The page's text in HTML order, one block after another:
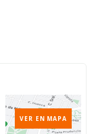
VER EN MAPA